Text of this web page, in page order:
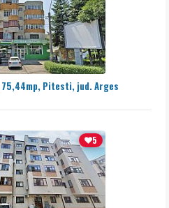
Pitesti, jud. Arges
5